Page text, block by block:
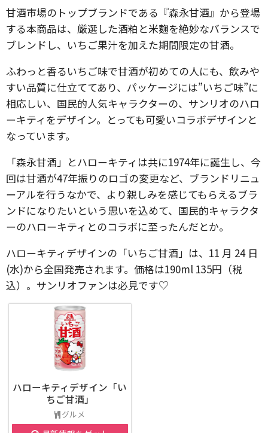
甘酒市場のトップブランドである『森永甘酒』から登場
する本商品は、厳選した酒粕と米麹を絶妙なバランスで
ブレンドし、いちご果汁を加えた期間限定の甘酒。
ふわっと香るいちご味で甘酒が初めての人にも、飲みや
すい品質に仕立ててあり、パッケージには”いちご味”に
相応しい、国民的人気キャラクターの、サンリオのハロ
ーキティをデザイン。とっても可愛いコラボデザインと
なっています。
「森永甘酒」とハローキティは共に1974年に誕生し、今
回は甘酒が47年振りのロゴの変更など、ブランドリニュ
ーアルを行うなかで、より親しみを感じてもらえるブラ
ンドになりたいという思いを込めて、国民的キャラクタ
ーのハローキティとのコラボに至ったんだとか。
ハローキティデザインの「いちご甘酒」は、11 月 24 日
(水)から全国発売されます。価格は190ml 135円（税
込）。サンリオファンは必見です♡
ハローキティデザイン「い
ちご甘酒」
グルメ